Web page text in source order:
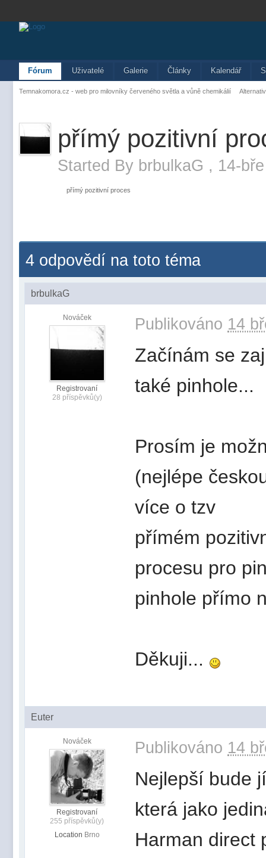
Fórum Uživatelé Galerie Články Kalendář
Temnakomora.cz - web pro milovníky červeného světla a vůně chemikálií
přímý pozitivní
Started By brbulkaG , 14-
přímý pozitivní proces
4 odpovědí na toto téma
brbulkaG
Nováček
Registrovaní
28 příspěvků(y)
Publikováno 14
Začínám se
také pinhole...
Prosím je
(nejlépe
více o tzv
přímém
procesu pro
pinhole přímo
Děkuji...
Euter
Nováček
Registrovaní
255 příspěvků(y)
Location Brno
Publikováno 14
Nejlepší bude
která jako
Harman direct